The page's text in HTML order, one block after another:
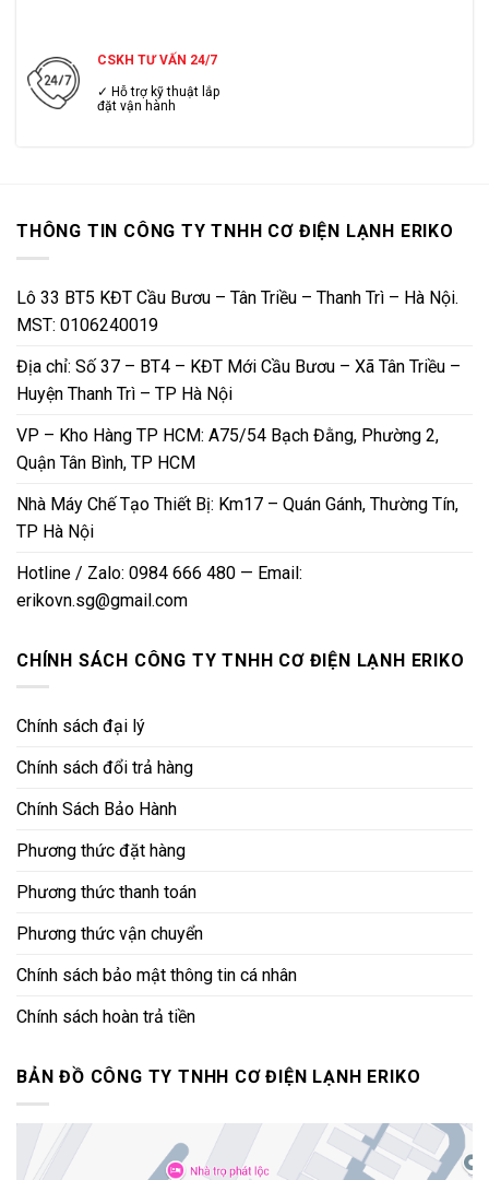
CSKH TƯ VẤN 24/7
✓ Hỗ trợ kỹ thuật lắp
đặt vận hành
THÔNG TIN CÔNG TY TNHH CƠ ĐIỆN LẠNH ERIKO
Lô 33 BT5 KĐT Cầu Bươu – Tân Triều – Thanh Trì – Hà Nội.
MST: 0106240019
Địa chỉ: Số 37 – BT4 – KĐT Mới Cầu Bươu – Xã Tân Triều –
Huyện Thanh Trì – TP Hà Nội
VP – Kho Hàng TP HCM: A75/54 Bạch Đằng, Phường 2,
Quận Tân Bình, TP HCM
Nhà Máy Chế Tạo Thiết Bị: Km17 – Quán Gánh, Thường Tín,
TP Hà Nội
Hotline / Zalo: 0984 666 480 — Email:
erikovn.sg@gmail.com
CHÍNH SÁCH CÔNG TY TNHH CƠ ĐIỆN LẠNH ERIKO
Chính sách đại lý
Chính sách đổi trả hàng
Chính Sách Bảo Hành
Phương thức đặt hàng
Phương thức thanh toán
Phương thức vận chuyển
Chính sách bảo mật thông tin cá nhân
Chính sách hoàn trả tiền
BẢN ĐỒ CÔNG TY TNHH CƠ ĐIỆN LẠNH ERIKO